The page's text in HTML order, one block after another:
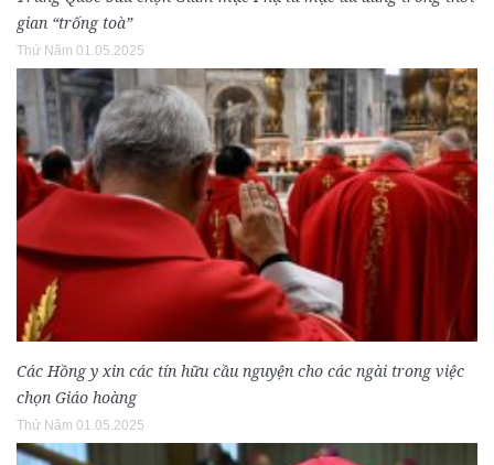
gian “trống toà”
Thứ Năm 01.05.2025
Các Hồng y xin các tín hữu cầu nguyện cho các ngài trong việc
chọn Giáo hoàng
Thứ Năm 01.05.2025